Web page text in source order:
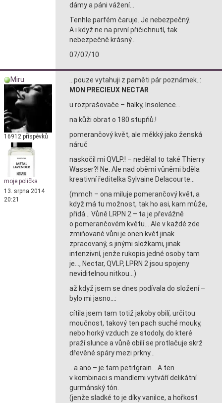
dámy a páni vážení…
Tenhle parfém čaruje. Je nebezpečný.
A i když ne na první přičichnutí, tak
nebezpečně krásný…
07/07/10
Miru
16912 příspěvků
moje polička
13. srpna 2014
20:21
…pouze vytahuji z paměti pár poznámek..:
MON PRECIEUX NECTAR
u rozprašovače – fialky, Insolence…
na kůži obrat o 180 stupňů.!
pomerančový květ, ale měkký jako ženská
náruč
naskočil mi QVLP.! – nedělal to také Thierry
Wasser?! Ne. Ale nad oběmi vůněmi bděla
kreativní ředitelka Sylvaine Delacourte…
(mmch – ona miluje pomerančový květ, a
když má tu možnost, tak ho asi, kam může,
přidá… Vůně LRPN 2 – ta je převážně
o pomerančovém květu… Ale v každé zde
zmiňované vůni je onen květ jinak
zpracovaný, s jinými složkami, jinak
intenzivní, jenže rukopis jedné osoby tam
je…, Nectar, QVLP, LPRN 2 jsou spojeny
neviditelnou nitkou…)
až když jsem se dnes podívala do složení –
bylo mi jasno…:
cítila jsem tam totiž jakoby obilí, určitou
moučnost, takový ten pach suché mouky,
nebo horký vzduch ze stodoly, do které
praží slunce a vůně obilí se protlačuje skrž
dřevěné spáry mezi prkny…
…a ano – je tam petitgrain… A ten
v kombinaci s mandlemi vytváří delikátní
gurmánský tón.
(jenže sladké to je díky vanilce, a hořkost